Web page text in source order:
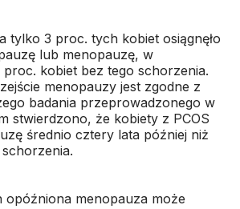
tylko 3 proc. tych kobiet osiągnęło
lub menopauzę, w
kobiet bez tego schorzenia.
menopauzy jest zgodne z
badania przeprowadzonego w
stwierdzono, że kobiety z PCOS
średnio cztery lata później niż
opóźniona menopauza może